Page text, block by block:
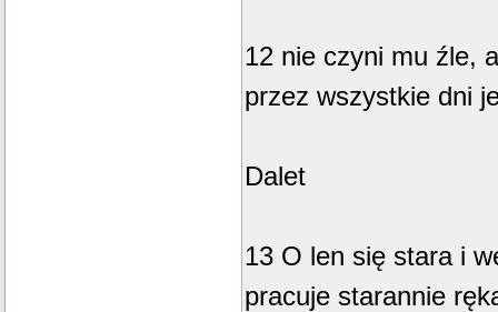
12 nie czyni mu źle,
przez wszystkie dni
Dalet
13 O len się stara i
pracuje starannie